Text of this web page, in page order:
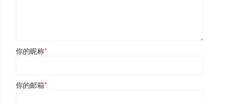
你的昵称*
你的邮箱*